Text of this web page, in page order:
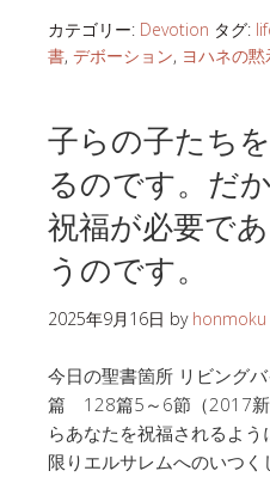
カテゴリー: Devotion タグ:
書, デボーション, ヨハネの
子らの子たち
るのです。だ
祝福が必要で
うのです。
2025年9月16日 by honmoku
今日の聖書箇所 リビング
篇 128篇5～6節（2017新
らあなたを祝福されるよ
限りエルサレムへのいつ